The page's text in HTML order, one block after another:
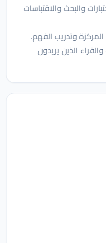
والبحث والاقتباسات
وتدريب الفهم.
الذين يريدون